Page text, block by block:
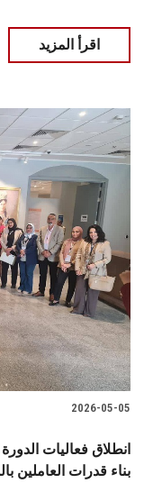
اقرأ المزيد
2026-05-05
انطلاق فعاليات
بناء قدرات العاملين